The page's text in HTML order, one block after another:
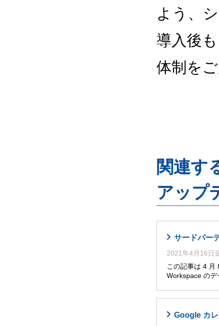
よう、
導入後
体制を
関連す
アップ
サードパー
2021年4月16日
この記事は 4 月
Workspace の
Google カ